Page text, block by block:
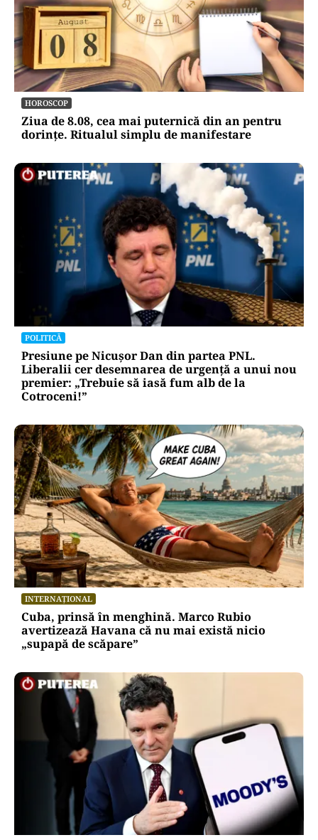
HOROSCOP
Ziua de 8.08, cea mai puternică din an pentru
dorințe. Ritualul simplu de manifestare
POLITICĂ
Presiune pe Nicușor Dan din partea PNL.
Liberalii cer desemnarea de urgență a unui nou
premier: „Trebuie să iasă fum alb de la
Cotroceni!”
INTERNAȚIONAL
Cuba, prinsă în menghină. Marco Rubio
avertizează Havana că nu mai există nicio
„supapă de scăpare”